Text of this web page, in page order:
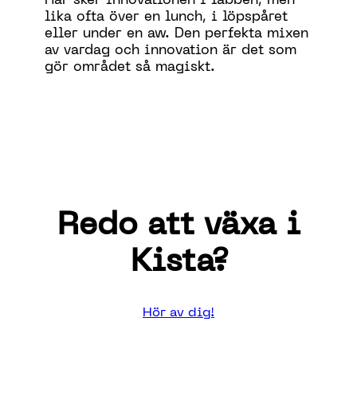
lika ofta över en lunch, i löpspåret
eller under en aw. Den perfekta mixen
av vardag och innovation är det som
gör området så magiskt.
Redo att växa i
Kista?
Hör av dig!